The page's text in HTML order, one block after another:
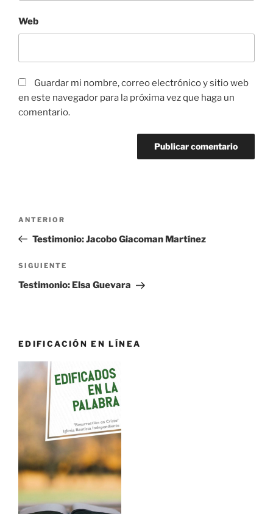
Web
Guardar mi nombre, correo electrónico y sitio web
en este navegador para la próxima vez que haga un
comentario.
entradas
Entrada
anterior:
ANTERIOR
Testimonio: Jacobo Giacoman Martínez
Siguiente
entrada
SIGUIENTE
Testimonio: Elsa Guevara
EDIFICACIÓN EN LÍNEA